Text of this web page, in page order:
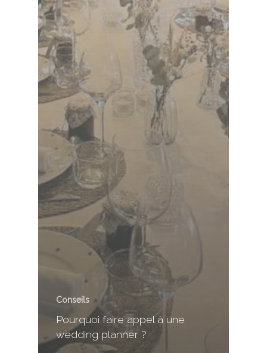
Conseils
Pourquoi faire appel à une
wedding planner ?